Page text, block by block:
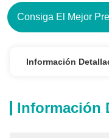
Consiga El Mejor
Información
Información